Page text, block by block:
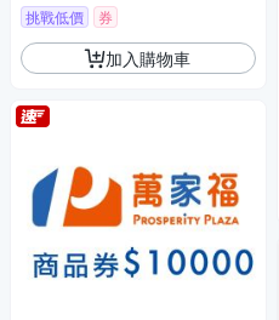
挑戰低價 券
加入購物車